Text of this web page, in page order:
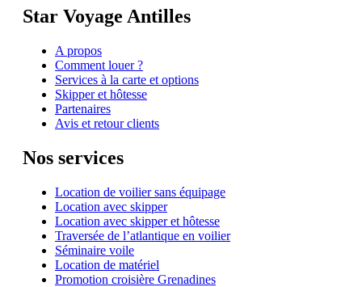
Star Voyage Antilles
A propos
Comment louer ?
Services à la carte et options
Skipper et hôtesse
Partenaires
Avis et retour clients
Nos services
Location de voilier sans équipage
Location avec skipper
Location avec skipper et hôtesse
Traversée de l’atlantique en voilier
Séminaire voile
Location de matériel
Promotion croisière Grenadines